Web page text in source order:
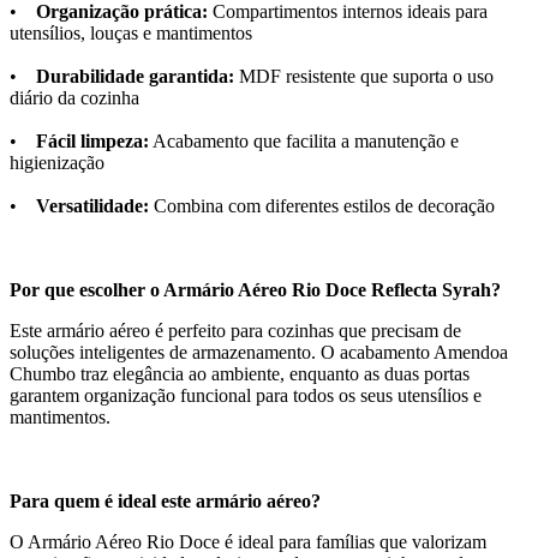
• Organização prática: Compartimentos internos ideais para
utensílios, louças e mantimentos
• Durabilidade garantida: MDF resistente que suporta o uso
diário da cozinha
• Fácil limpeza: Acabamento que facilita a manutenção e
higienização
• Versatilidade: Combina com diferentes estilos de decoração
Por que escolher o Armário Aéreo Rio Doce Reflecta Syrah?
Este armário aéreo é perfeito para cozinhas que precisam de
soluções inteligentes de armazenamento. O acabamento Amendoa
Chumbo traz elegância ao ambiente, enquanto as duas portas
garantem organização funcional para todos os seus utensílios e
mantimentos.
Para quem é ideal este armário aéreo?
O Armário Aéreo Rio Doce é ideal para famílias que valorizam